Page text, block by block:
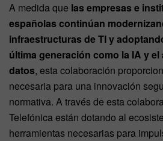
A medida que las empresas e
españolas continúan
infraestructuras de TI y
última generación como la IA y
datos, esta colaboración
necesaria para una innovación
normativa. A través de esta
Telefónica están dotando al
herramientas necesarias para